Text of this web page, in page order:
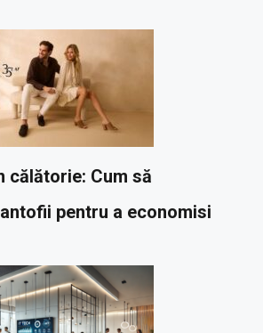
călătorie: Cum să
pentru a economisi